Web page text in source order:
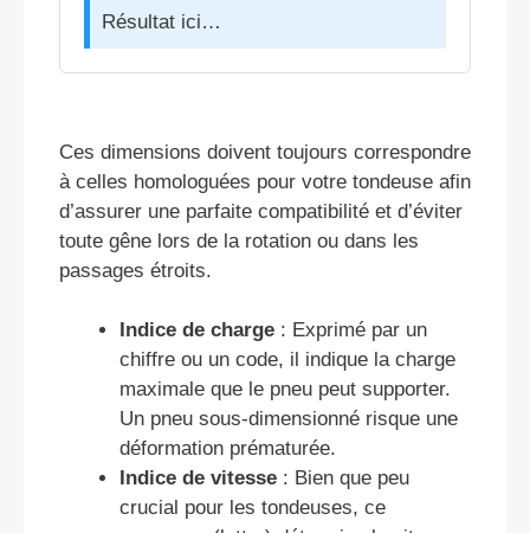
Résultat ici…
Ces dimensions doivent toujours correspondre
à celles homologuées pour votre tondeuse afin
d’assurer une parfaite compatibilité et d’éviter
toute gêne lors de la rotation ou dans les
passages étroits.
Indice de charge : Exprimé par un
chiffre ou un code, il indique la charge
maximale que le pneu peut supporter.
Un pneu sous-dimensionné risque une
déformation prématurée.
Indice de vitesse : Bien que peu
crucial pour les tondeuses, ce